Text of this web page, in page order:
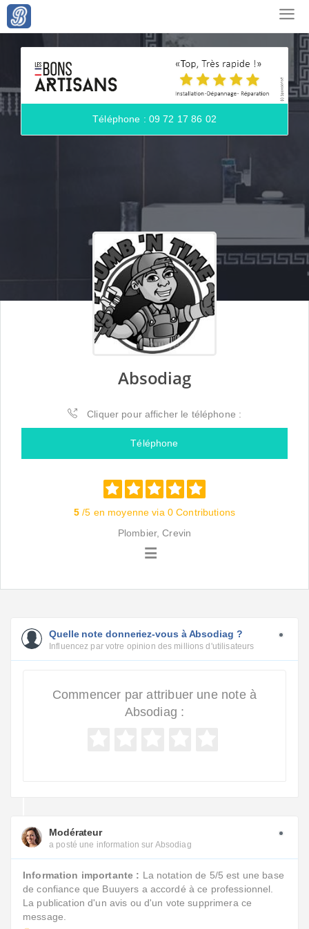
Téléphone : 09 72 17 86 02
Absodiag
Cliquer pour afficher le téléphone :
Téléphone
5 /5 en moyenne via 0 Contributions
Plombier, Crevin
Quelle note donneriez-vous à Absodiag ?
Influencez par votre opinion des millions d'utilisateurs
Commencer par attribuer une note à
Absodiag :
Modérateur
a posté une information sur Absodiag
Information importante : La notation de 5/5 est une base
de confiance que Buuyers a accordé à ce professionnel.
La publication d'un avis ou d'un vote supprimera ce
message.